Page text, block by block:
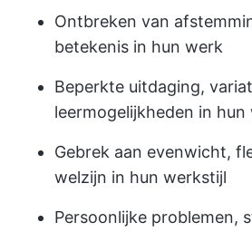
Ontbreken van
betekenis in hun werk
Beperkte uitdaging,
leermogelijkheden in hun
Gebrek aan evenwicht,
welzijn in hun werkstijl
Persoonlijke problemen,